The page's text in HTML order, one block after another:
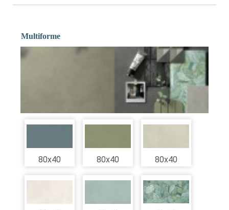
Multiforme
80x40 80x40 80x40